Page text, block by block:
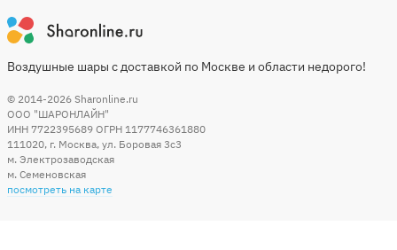
Воздушные шары с доставкой по Москве и области недорого!
© 2014-2026 Sharonline.ru
ООО "ШАРОНЛАЙН"
ИНН 7722395689 ОГРН 1177746361880
111020, г. Москва, ул. Боровая 3c3
м. Электрозаводская
м. Семеновская
посмотреть на карте